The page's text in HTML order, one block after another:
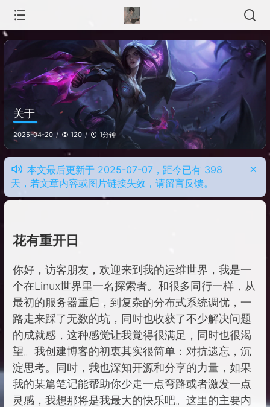
关于
2025-04-20 120 1分钟
本文最后更新于 2025-07-07，距今已有 398
天，若文章内容或图片链接失效，请留言反馈。
花有重开日
你好，访客朋友，欢迎来到我的运维世界，我是一
个在Linux世界里一名探索者。和很多同行一样，从
最初的服务器重启，到复杂的分布式系统调优，一
路走来踩了无数的坑，同时也收获了不少解决问题
的成就感，这种感觉让我觉得很满足，同时也很渴
望。我创建博客的初衷其实很简单：对抗遗忘，沉
淀思考。同时，我也深知开源和分享的力量，如果
我的某篇笔记能帮助你少走一点弯路或者激发一点
灵感，我想那将是我最大的快乐吧。这里的主要内